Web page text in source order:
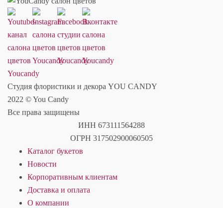
Студия флористики и декора YOU CANDY
2022 © You Candy
Все права защищены
ИНН 673111564288
ОГРН 317502900060505
Каталог букетов
Новости
Корпоративным клиентам
Доставка и оплата
О компании